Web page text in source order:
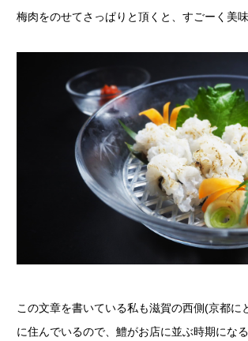
梅肉をのせてさっぱりと頂くと、すごーく美
この文章を書いている私も滋賀の西側(京都に
に住んでいるので、鱧がお店に並ぶ時期にな